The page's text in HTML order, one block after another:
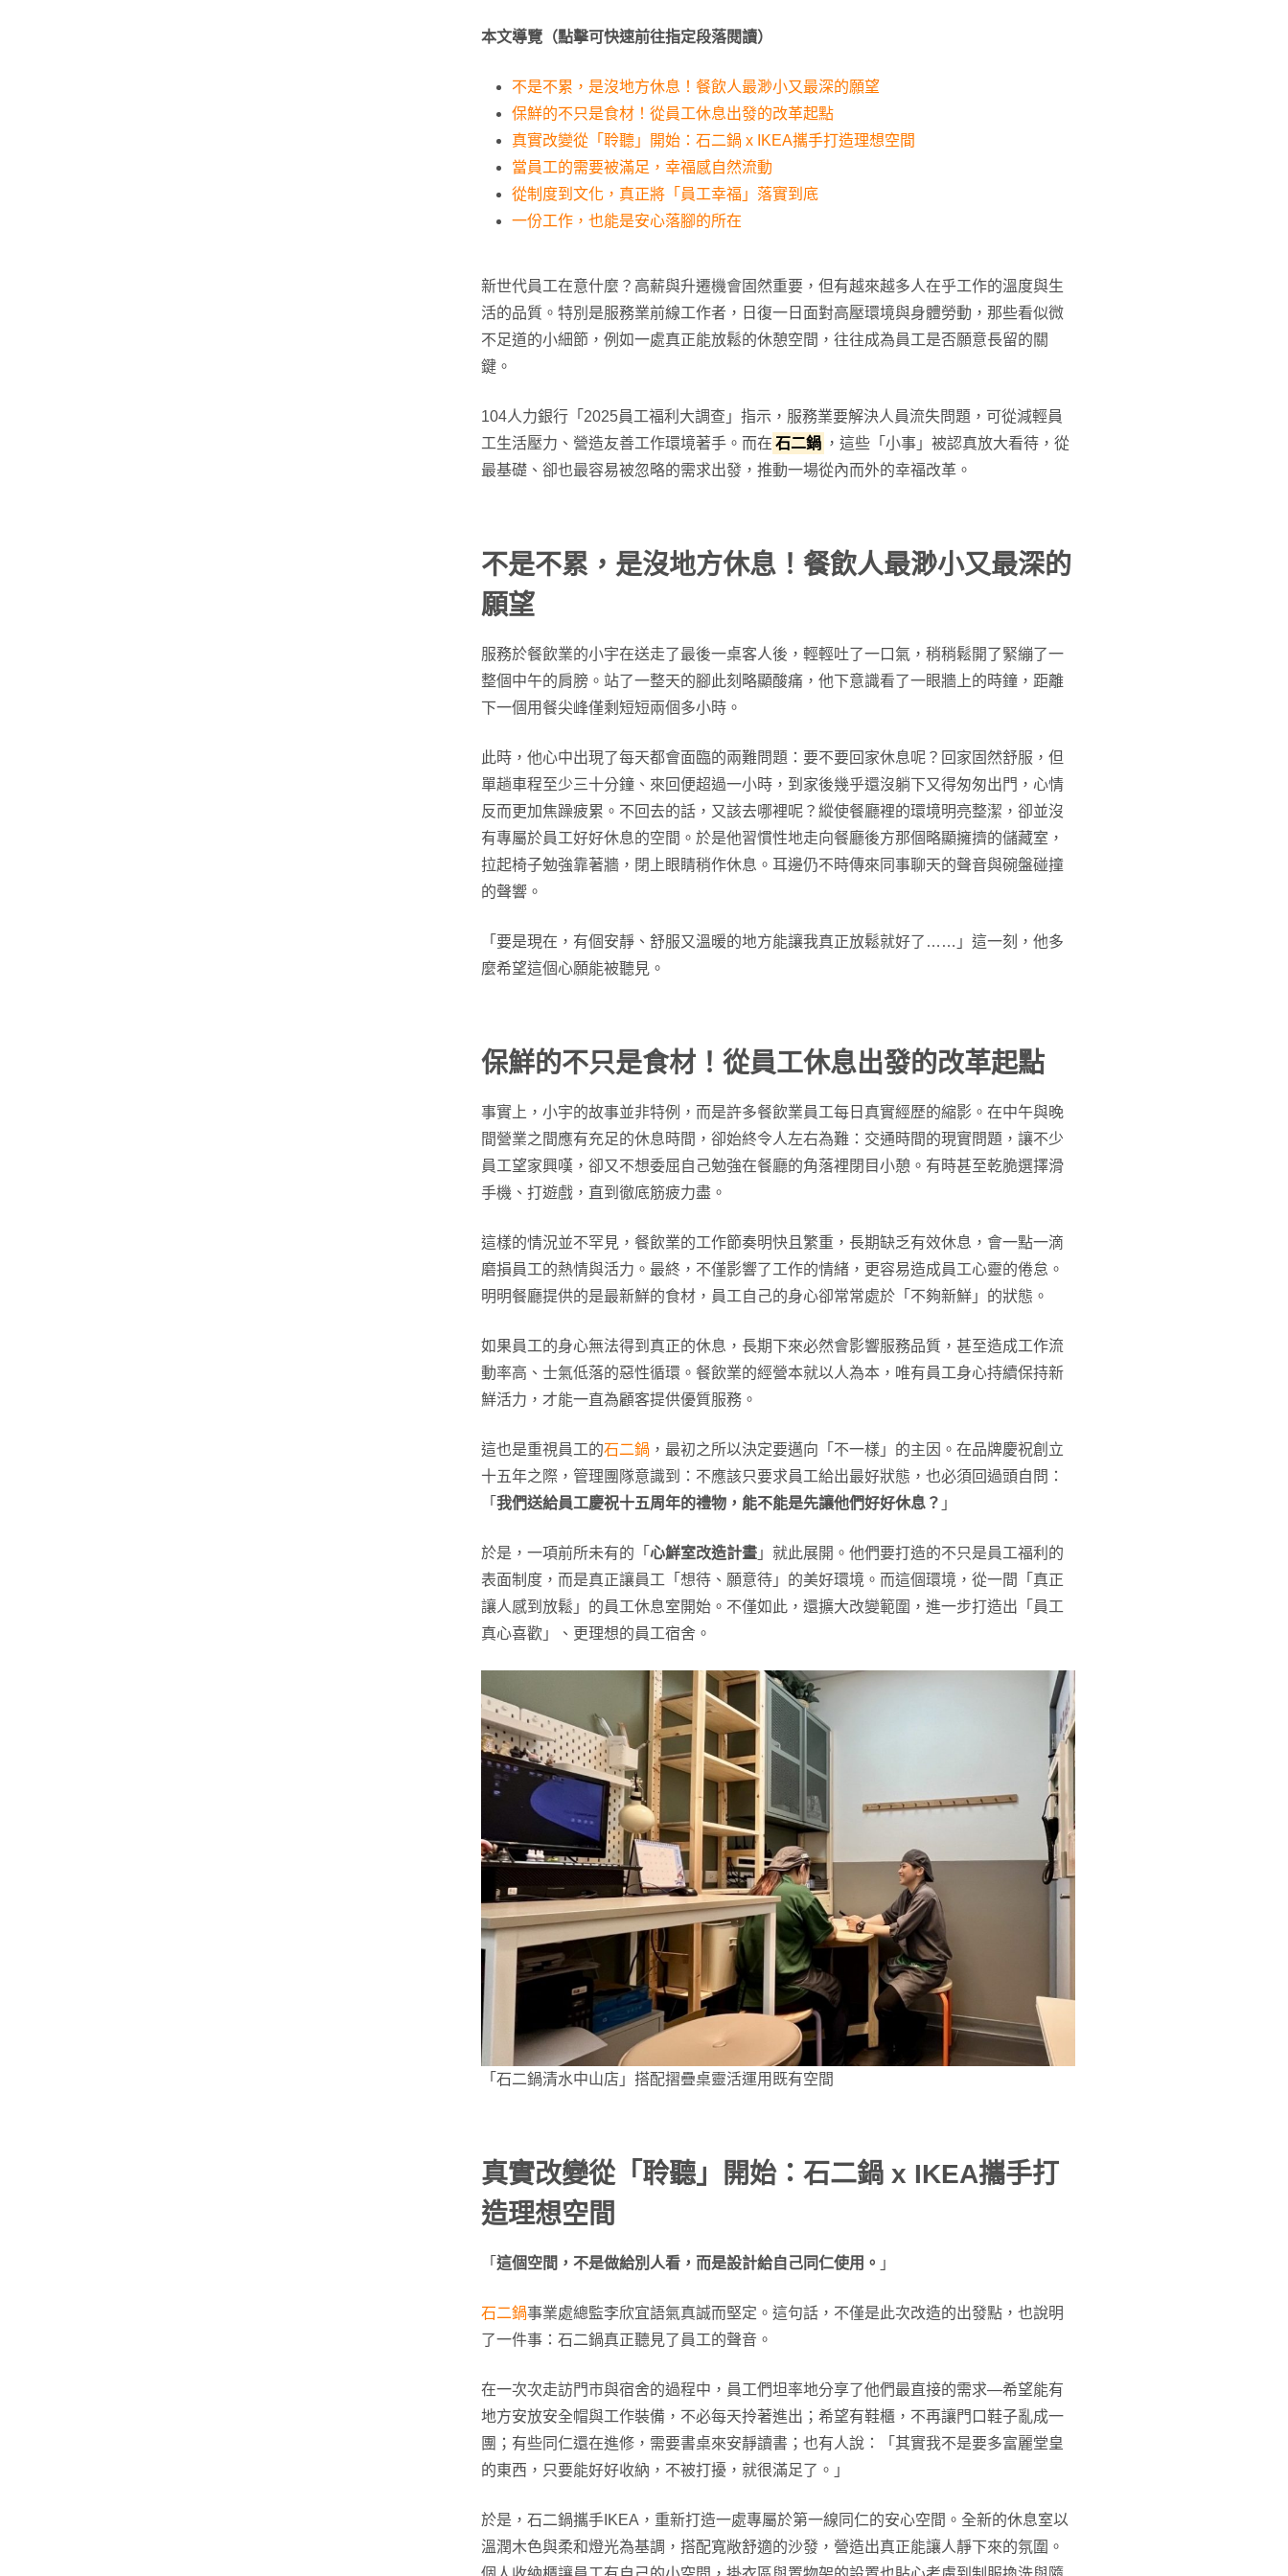
本文導覽（點擊可快速前往指定段落閱讀）
不是不累，是沒地方休息！餐飲人最渺小又最深的願望
保鮮的不只是食材！從員工休息出發的改革起點
真實改變從「聆聽」開始：石二鍋 x IKEA攜手打造理想空間
當員工的需要被滿足，幸福感自然流動
從制度到文化，真正將「員工幸福」落實到底
一份工作，也能是安心落腳的所在
新世代員工在意什麼？高薪與升遷機會固然重要，但有越來越多人在乎工作的溫度與生
活的品質。特別是服務業前線工作者，日復一日面對高壓環境與身體勞動，那些看似微
不足道的小細節，例如一處真正能放鬆的休憩空間，往往成為員工是否願意長留的關
鍵。
104人力銀行「2025員工福利大調查」指示，服務業要解決人員流失問題，可從減輕員
工生活壓力、營造友善工作環境著手。而在 石二鍋 ，這些「小事」被認真放大看待，從
最基礎、卻也最容易被忽略的需求出發，推動一場從內而外的幸福改革。
不是不累，是沒地方休息！餐飲人最渺小又最深的
願望
服務於餐飲業的小宇在送走了最後一桌客人後，輕輕吐了一口氣，稍稍鬆開了緊繃了一
整個中午的肩膀。站了一整天的腳此刻略顯酸痛，他下意識看了一眼牆上的時鐘，距離
下一個用餐尖峰僅剩短短兩個多小時。
此時，他心中出現了每天都會面臨的兩難問題：要不要回家休息呢？回家固然舒服，但
單趟車程至少三十分鐘、來回便超過一小時，到家後幾乎還沒躺下又得匆匆出門，心情
反而更加焦躁疲累。不回去的話，又該去哪裡呢？縱使餐廳裡的環境明亮整潔，卻並沒
有專屬於員工好好休息的空間。於是他習慣性地走向餐廳後方那個略顯擁擠的儲藏室，
拉起椅子勉強靠著牆，閉上眼睛稍作休息。耳邊仍不時傳來同事聊天的聲音與碗盤碰撞
的聲響。
「要是現在，有個安靜、舒服又溫暖的地方能讓我真正放鬆就好了……」這一刻，他多
麼希望這個心願能被聽見。
保鮮的不只是食材！從員工休息出發的改革起點
事實上，小宇的故事並非特例，而是許多餐飲業員工每日真實經歷的縮影。在中午與晚
間營業之間應有充足的休息時間，卻始終令人左右為難：交通時間的現實問題，讓不少
員工望家興嘆，卻又不想委屈自己勉強在餐廳的角落裡閉目小憩。有時甚至乾脆選擇滑
手機、打遊戲，直到徹底筋疲力盡。
這樣的情況並不罕見，餐飲業的工作節奏明快且繁重，長期缺乏有效休息，會一點一滴
磨損員工的熱情與活力。最終，不僅影響了工作的情緒，更容易造成員工心靈的倦怠。
明明餐廳提供的是最新鮮的食材，員工自己的身心卻常常處於「不夠新鮮」的狀態。
如果員工的身心無法得到真正的休息，長期下來必然會影響服務品質，甚至造成工作流
動率高、士氣低落的惡性循環。餐飲業的經營本就以人為本，唯有員工身心持續保持新
鮮活力，才能一直為顧客提供優質服務。
這也是重視員工的石二鍋 ，最初之所以決定要邁向「不一樣」的主因。在品牌慶祝創立
十五年之際，管理團隊意識到：不應該只要求員工給出最好狀態，也必須回過頭自問：
「 我們送給員工慶祝十五周年的禮物，能不能是先讓他們好好休息？ 」
於是，一項前所未有的「 心鮮室改造計畫 」就此展開。他們要打造的不只是員工福利的
表面制度，而是真正讓員工「想待、願意待」的美好環境。而這個環境，從一間「真正
讓人感到放鬆」的員工休息室開始。不僅如此，還擴大改變範圍，進一步打造出「員工
真心喜歡」、更理想的員工宿舍。
「石二鍋清水中山店」搭配摺疊桌靈活運用既有空間
真實改變從「聆聽」開始：石二鍋 x IKEA攜手打
造理想空間
「 這個空間，不是做給別人看，而是設計給自己同仁使用。 」
石二鍋事業處總監李欣宜語氣真誠而堅定。這句話，不僅是此次改造的出發點，也說明
了一件事：石二鍋真正聽見了員工的聲音。
在一次次走訪門市與宿舍的過程中，員工們坦率地分享了他們最直接的需求—希望能有
地方安放安全帽與工作裝備，不必每天拎著進出；希望有鞋櫃，不再讓門口鞋子亂成一
團；有些同仁還在進修，需要書桌來安靜讀書；也有人說：「其實我不是要多富麗堂皇
的東西，只要能好好收納，不被打擾，就很滿足了。」
於是，石二鍋攜手IKEA，重新打造一處專屬於第一線同仁的安心空間。全新的休息室以
溫潤木色與柔和燈光為基調，搭配寬敞舒適的沙發，營造出真正能讓人靜下來的氛圍。